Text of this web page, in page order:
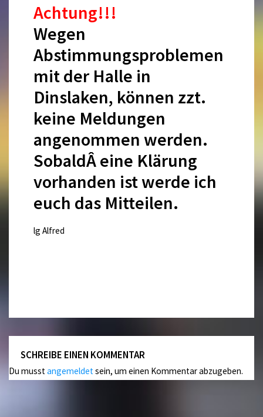
Achtung!!!
Wegen
Abstimmungsproblemen
mit der Halle in
Dinslaken, können zzt.
keine Meldungen
angenommen werden.
SobaldÂ eine Klärung
vorhanden ist werde ich
euch das Mitteilen.
lg Alfred
SCHREIBE EINEN KOMMENTAR
Du musstangemeldet sein, um einen Kommentar abzugeben.